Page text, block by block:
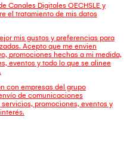
Canales Digitales OECHSLE y
el tratamiento de mis datos
mis gustos y preferencias para
Acepto que me envien
promociones hechas a mi medida,
eventos y todo lo que se alinee
con empresas del grupo
de comunicaciones
promociones, eventos y